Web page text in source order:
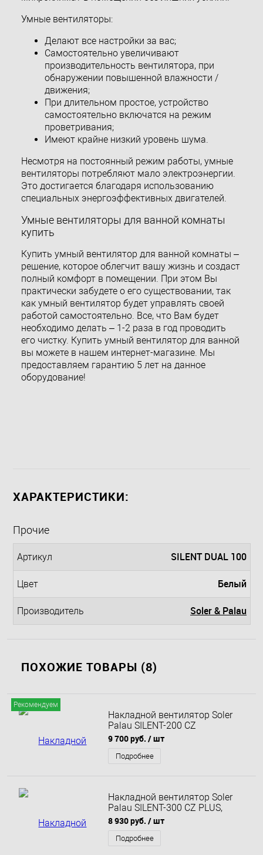
Умные вентиляторы:
Делают все настройки за вас;
Самостоятельно увеличивают
производительность вентилятора, при
обнаружении повышенной влажности /
движения;
При длительном простое, устройство
самостоятельно включатся на режим
проветривания;
Имеют крайне низкий уровень шума.
Несмотря на постоянный режим работы, умные
вентиляторы потребляют мало электроэнергии.
Это достигается благодаря использованию
специальных энергоэффективных двигателей.
Умные вентиляторы для ванной комнаты
купить
Купить умный вентилятор для ванной комнаты –
решение, которое облегчит вашу жизнь и создаст
полный комфорт в помещении. При этом Вы
практически забудете о его существовании, так
как умный вентилятор будет управлять своей
работой самостоятельно. Все, что Вам будет
необходимо делать – 1-2 раза в год проводить
его чистку. Купить умный вентилятор для ванной
вы можете в нашем интернет-магазине. Мы
предоставляем гарантию 5 лет на данное
оборудование!
ХАРАКТЕРИСТИКИ:
Прочие
Артикул SILENT DUAL 100
Цвет Белый
Производитель Soler & Palau
ПОХОЖИЕ ТОВАРЫ (8)
Рекомендуем
Накладной вентилятор Soler
Palau SILENT-200 CZ
CHAMPAGNE DESIGN 4C
9 700 руб. / шт
Подробнее
Накладной вентилятор Soler
Palau SILENT-300 CZ PLUS,
белый
8 930 руб. / шт
Подробнее